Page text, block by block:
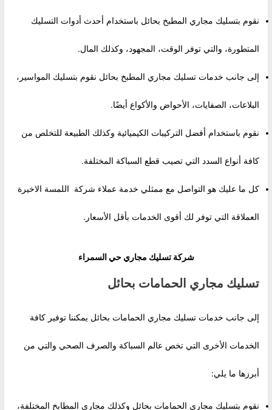
نقوم بتسليك مجاري المطبخ بحائل باستخدام أحدث أدوات التسليك
المتطورة، والتي توفر الوقت، المجهود، وكذلك المال.
إلى جانب خدمات تسليك مجاري المطبخ بحائل نقوم بتسليك المواسير،
البلاعات، الصفايات، الأحواض والأكواع أيضًا.
نقوم باستخدام أفضل التركيبات الكيميائية وكذلك الطبيعة للتخلص من
كافة أنواع السدد التي تصيب قطع السباكة المختلفة.
كل ما عليك هو التواصل مع ممثلي خدمة عملاء شركة اللمسة الاخيرة
العملاقة التي توفر لك أقوى الخدمات بأقل الأسعار.
شركة تسليك مجاري حي السمراء
تسليك مجاري الحمامات بحائل
إلى جانب خدمات تسليك مجاري الحمامات بحائل يمكننا توفير كافة
الخدمات الأخرى التي تخص عالم السباكة والصرف الصحي والتي من
أبرزها ما يلي:
نقوم بتسليك مجاري الحمامات بحائل وكذلك مجاري المطابخ المختلفة،